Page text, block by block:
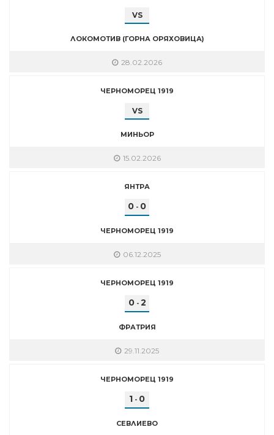
VS
ЛОКОМОТИВ (ГОРНА ОРЯХОВИЦА)
28.02.2026
ЧЕРНОМОРЕЦ 1919
VS
МИНЬОР
15.02.2026
ЯНТРА
0 - 0
ЧЕРНОМОРЕЦ 1919
06.12.2025
ЧЕРНОМОРЕЦ 1919
0- 2
ФРАТРИЯ
29.11.2025
ЧЕРНОМОРЕЦ 1919
1 - 0
СЕВЛИЕВО